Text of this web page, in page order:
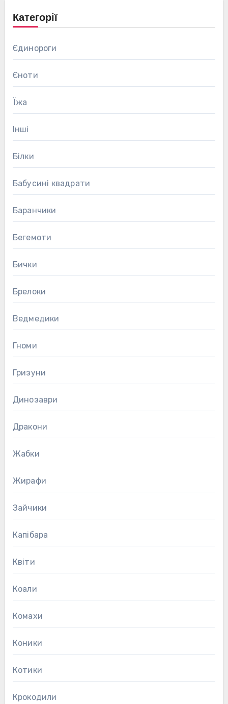
Категорії
Єдинороги
Єноти
Їжа
Інші
Білки
Бабусині квадрати
Баранчики
Бегемоти
Бички
Брелоки
Ведмедики
Гноми
Гризуни
Динозаври
Дракони
Жабки
Жирафи
Зайчики
Капібара
Квіти
Коали
Комахи
Коники
Котики
Крокодили